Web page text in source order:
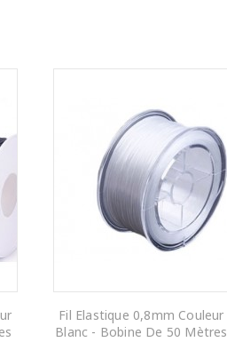
Fil Elastique 0,8mm Couleur
Blanc - Bobine De 50 Mètres